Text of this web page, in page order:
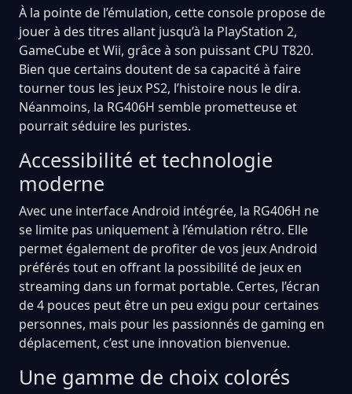
À la pointe de l’émulation, cette console propose de
jouer à des titres allant jusqu’à la PlayStation 2,
GameCube et Wii, grâce à son puissant CPU T820.
Bien que certains doutent de sa capacité à faire
tourner tous les jeux PS2, l’histoire nous le dira.
Néanmoins, la RG406H semble prometteuse et
pourrait séduire les puristes.
Accessibilité et technologie
moderne
Avec une interface Android intégrée, la RG406H ne
se limite pas uniquement à l’émulation rétro. Elle
permet également de profiter de vos jeux Android
préférés tout en offrant la possibilité de jeux en
streaming dans un format portable. Certes, l’écran
de 4 pouces peut être un peu exigu pour certaines
personnes, mais pour les passionnés de gaming en
déplacement, c’est une innovation bienvenue.
Une gamme de choix colorés